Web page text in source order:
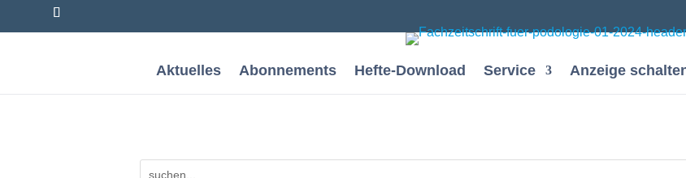
Aktuelles Abonnements Hefte-Download Service Anzeige